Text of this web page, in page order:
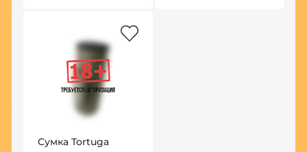
Сумка Tortuga